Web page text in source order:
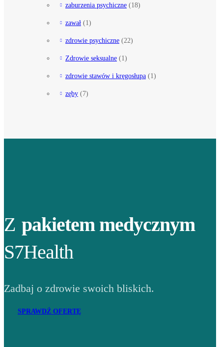
zaburzenia psychiczne (18)
zawał (1)
zdrowie psychiczne (22)
Zdrowie seksualne (1)
zdrowie stawów i kręgosłupa (1)
zęby (7)
Z pakietem medycznym
S7Health
Zadbaj o zdrowie swoich bliskich.
SPRAWDŹ OFERTĘ